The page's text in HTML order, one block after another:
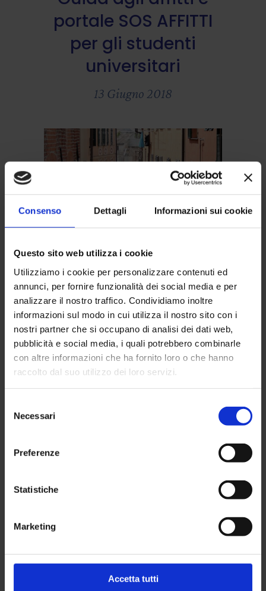
Consenso Dettagli Informazioni sui cookie
Questo sito web utilizza i cookie
Utilizziamo i cookie per personalizzare contenuti ed
annunci, per fornire funzionalità dei social media e per
analizzare il nostro traffico. Condividiamo inoltre
informazioni sul modo in cui utilizza il nostro sito con i
nostri partner che si occupano di analisi dei dati web,
pubblicità e social media, i quali potrebbero combinarle
con altre informazioni che ha fornito loro o che hanno
raccolto dal suo utilizzo dei loro servizi.
delNecessari
Preferenze
Statistiche
Marketing
Accetta tutti
portale SOS AFFITTI
per gli studenti
universitari
13 Giugno 2018
Guide
Autogestione
solidale degli
immobili di edilizia
residenziale
pubblica
Guide